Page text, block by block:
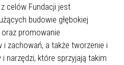
celów Fundacji jest
budowie głębokiej
promowanie
zachowań, a także tworzenie i
narzędzi, które sprzyjają takim